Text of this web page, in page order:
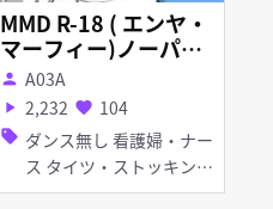
MMD R-18 ( エンヤ・
マーフィー)ノーパン
パンスト開脚！！
person A03A
play_arrow 2,232 favorite 104
sell ダンス無し 看護婦・ナー
ス タイツ・ストッキング
くぱぁ